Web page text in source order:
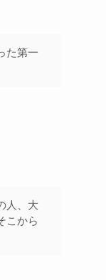
た第一
人、大
こから